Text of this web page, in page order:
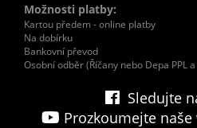
Možnosti platby:
Kartou předem - online platby
Na dobírku
Bankovní převod
Osobní odběr (Říčany nebo Depa PPL
Sledujte
Prozkoumejte